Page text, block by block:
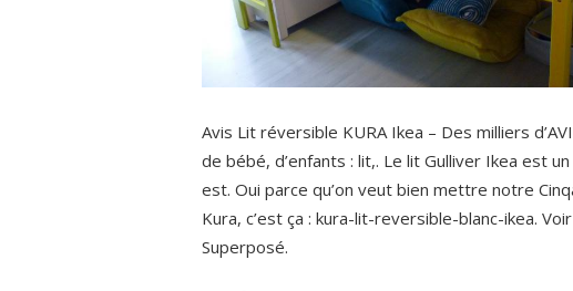
Avis Lit réversible KURA Ikea – Des milliers
de bébé, d’enfants : lit,. Le lit Gulliver Ikea est
est. Oui parce qu’on veut bien mettre notre
Kura, c’est ça : kura-lit-reversible-blanc-ikea.
Superposé.